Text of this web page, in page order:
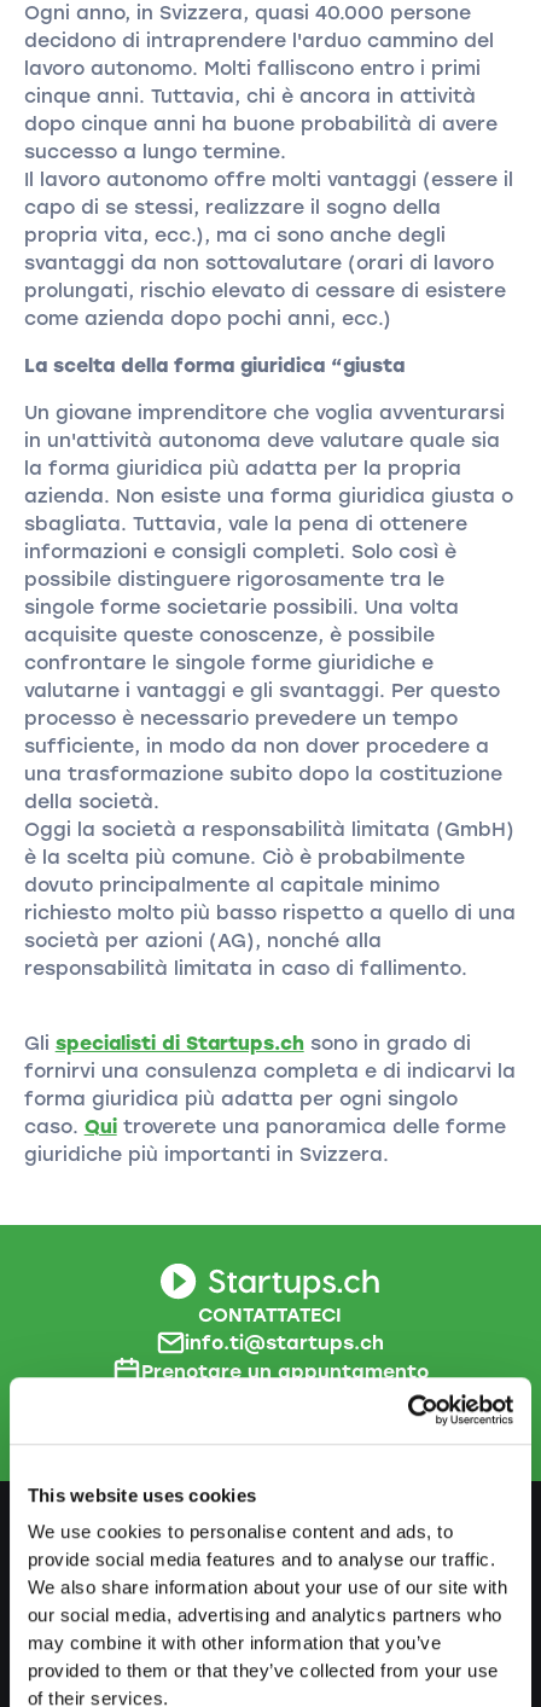
This website uses cookies
We use cookies to personalise content and ads, to
provide social media features and to analyse our traffic.
We also share information about your use of our site with
our social media, advertising and analytics partners who
may combine it with other information that you’ve
provided to them or that they’ve collected from your use
of their services.
Ogni anno, in Svizzera, quasi 40.000 persone
decidono di intraprendere l'arduo cammino del
lavoro autonomo. Molti falliscono entro i primi
cinque anni. Tuttavia, chi è ancora in attività
dopo cinque anni ha buone probabilità di avere
successo a lungo termine.
Il lavoro autonomo offre molti vantaggi (essere il
capo di se stessi, realizzare il sogno della
propria vita, ecc.), ma ci sono anche degli
svantaggi da non sottovalutare (orari di lavoro
prolungati, rischio elevato di cessare di esistere
come azienda dopo pochi anni, ecc.)
La scelta della forma giuridica “giusta
Un giovane imprenditore che voglia avventurarsi
in un'attività autonoma deve valutare quale sia
la forma giuridica più adatta per la propria
azienda. Non esiste una forma giuridica giusta o
sbagliata. Tuttavia, vale la pena di ottenere
informazioni e consigli completi. Solo così è
possibile distinguere rigorosamente tra le
singole forme societarie possibili. Una volta
acquisite queste conoscenze, è possibile
confrontare le singole forme giuridiche e
valutarne i vantaggi e gli svantaggi. Per questo
processo è necessario prevedere un tempo
sufficiente, in modo da non dover procedere a
una trasformazione subito dopo la costituzione
della società.
Oggi la società a responsabilità limitata (GmbH)
è la scelta più comune. Ciò è probabilmente
dovuto principalmente al capitale minimo
richiesto molto più basso rispetto a quello di una
società per azioni (AG), nonché alla
responsabilità limitata in caso di fallimento.
Gli specialisti di Startups.chsono in grado di
fornirvi una consulenza completa e di indicarvi la
forma giuridica più adatta per ogni singolo
caso. Quitroverete una panoramica delle forme
giuridiche più importanti in Svizzera.
CONTATTATECI
info.ti@startups.ch
Prenotare un appuntamento
PREPARARSI
Guida al lavoro indipendente
Creare un business plan